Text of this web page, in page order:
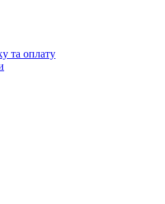
та оплату